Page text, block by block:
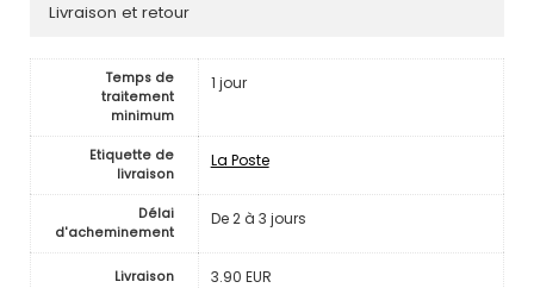
Livraison et retour
Temps de
traitement
minimum
1 jour
Etiquette de
livraison
La Poste
Délai
d'acheminement
De 2 à 3 jours
Livraison 3.90 EUR